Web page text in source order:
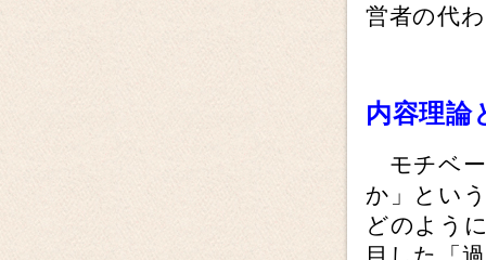
営者の代
内容理論
モチベー
か」とい
どのよう
目した「